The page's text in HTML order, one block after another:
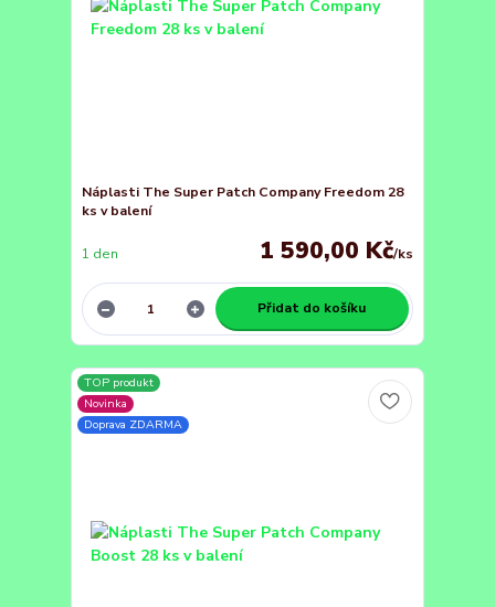
Náplasti The Super Patch Company Freedom 28
ks v balení
1 590,00 Kč/ks
1 den
Přidat do košíku
TOP produkt
Novinka
Doprava ZDARMA